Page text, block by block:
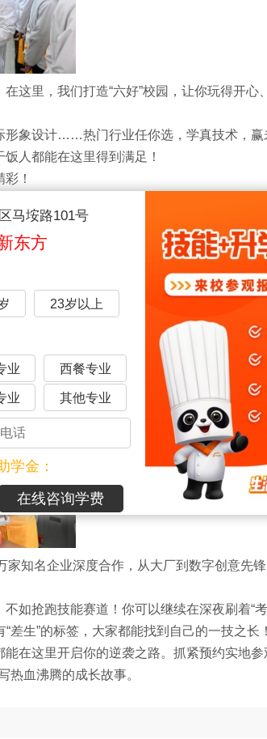
马垵路101号
东方
23岁以上
业 西餐专业
业 其他专业
学金：
在线咨询学费
这里，我们打造“六好”校园，让你玩得开心
象设计……热门行业任你选，学真技术，赢
人都能在这里得到满足！
！
好！
1为你定制成长路径。
就能参与企业真实项目，积累工作经验。
！
家知名企业深度合作，从大厂到数字创意先
如抢跑技能赛道！你可以继续在深夜刷着“
差生”的标签，大家都能找到自己的一技之长
在这里开启你的逆袭之路。抓紧预约实地参
热血沸腾的成长故事。